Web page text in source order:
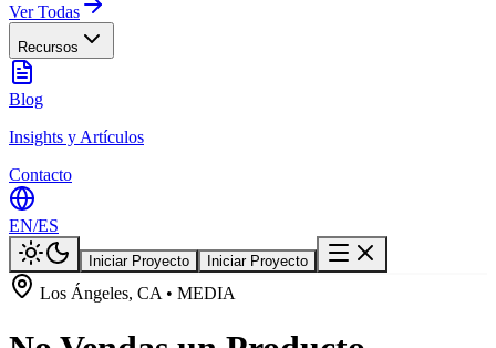
Ver Todas
Recursos
Blog
Insights y Artículos
Contacto
EN/ES
Iniciar Proyecto Iniciar Proyecto
Los Ángeles, CA • MEDIA